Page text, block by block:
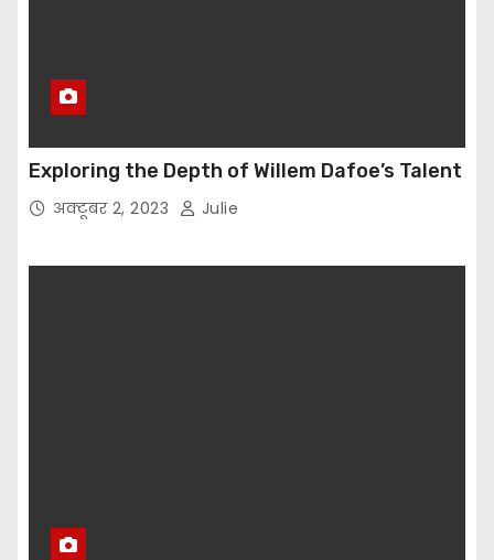
Exploring the Depth of Willem Dafoe’s Talent
अक्टूबर 2, 2023 Julie